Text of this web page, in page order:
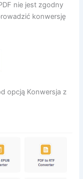
nie jest zgodny
konwersję
opcją Konwersja z